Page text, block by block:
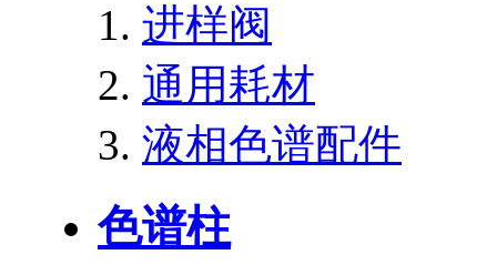
进样阀
通用耗材
液相色谱配件
色谱柱